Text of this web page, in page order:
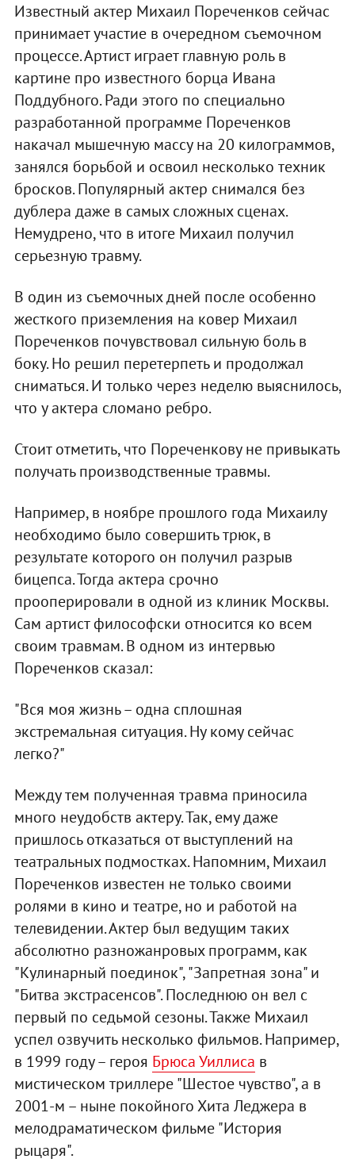
Известный актер Михаил Пореченков сейчас
принимает участие в очередном съемочном
процессе. Артист играет главную роль в
картине про известного борца Ивана
Поддубного. Ради этого по специально
разработанной программе Пореченков
накачал мышечную массу на 20 килограммов,
занялся борьбой и освоил несколько техник
бросков. Популярный актер снимался без
дублера даже в самых сложных сценах.
Немудрено, что в итоге Михаил получил
серьезную травму.
В один из съемочных дней после особенно
жесткого приземления на ковер Михаил
Пореченков почувствовал сильную боль в
боку. Но решил перетерпеть и продолжал
сниматься. И только через неделю выяснилось,
что у актера сломано ребро.
Стоит отметить, что Пореченкову не привыкать
получать производственные травмы.
Например, в ноябре прошлого года Михаилу
необходимо было совершить трюк, в
результате которого он получил разрыв
бицепса. Тогда актера срочно
прооперировали в одной из клиник Москвы.
Сам артист философски относится ко всем
своим травмам. В одном из интервью
Пореченков сказал:
"Вся моя жизнь – одна сплошная
экстремальная ситуация. Ну кому сейчас
легко?"
Между тем полученная травма приносила
много неудобств актеру. Так, ему даже
пришлось отказаться от выступлений на
театральных подмостках. Напомним, Михаил
Пореченков известен не только своими
ролями в кино и театре, но и работой на
телевидении. Актер был ведущим таких
абсолютно разножанровых программ, как
"Кулинарный поединок", "Запретная зона" и
"Битва экстрасенсов". Последнюю он вел с
первый по седьмой сезоны. Также Михаил
успел озвучить несколько фильмов. Например,
в 1999 году – героя Брюса Уиллиса в
мистическом триллере "Шестое чувство", а в
2001-м – ныне покойного Хита Леджера в
мелодраматическом фильме "История
рыцаря".